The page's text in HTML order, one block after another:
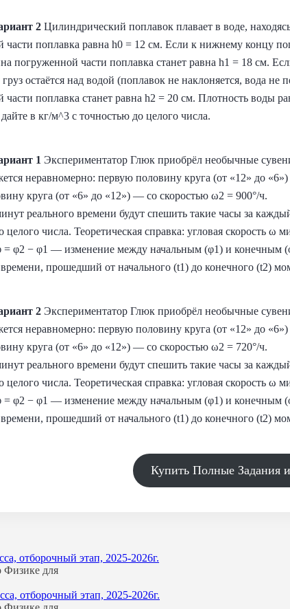
2 Цилиндрический поплавок плавает в воде,
части поплавка равна h0 = 12 см. Если к нижнему концу
погруженной части поплавка станет равна h1 = 18 см.
остаётся над водой (поплавок не наклоняется, вода
части поплавка станет равна h2 = 20 см. Плотность воды
в кг/м^3 с точностью до целого числа.
1 Экспериментатор Глюк приобрёл необычные
неравномерно: первую половину круга (от «12» до
круга (от «6» до «12») — со скоростью ω2 = 900°/ч.
реального времени будут спешить такие часы за
целого числа. Теоретическая справка: угловая скорость
= φ2 − φ1 — изменение между начальным (φ1) и конечным
прошедший от начального (t1) до конечного (t2)
2 Экспериментатор Глюк приобрёл необычные
неравномерно: первую половину круга (от «12» до
круга (от «6» до «12») — со скоростью ω2 = 720°/ч.
реального времени будут спешить такие часы за
целого числа. Теоретическая справка: угловая скорость
= φ2 − φ1 — изменение между начальным (φ1) и конечным
прошедший от начального (t1) до конечного (t2)
Купить Полные Задания
отборочный этап, 2025-2026г.
Физике для
отборочный этап, 2025-2026г.